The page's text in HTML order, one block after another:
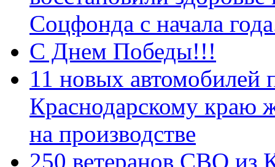
Соцфонда с начала
С Днем Победы!!!
11 новых автомобилей
Краснодарскому краю
на производстве
250 ветеранов СВО из